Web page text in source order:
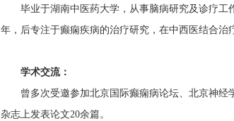
毕业于湖南中医药大学，从事脑病研究及诊疗工
年，后专注于癫痫疾病的治疗研究，在中西医结合治
学术交流：
曾多次受邀参加北京国际癫痫病论坛、北京神
杂志上发表论文20余篇。